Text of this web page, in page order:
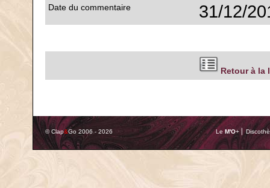
Date du commentaire 31/12/
Retour à la
© Clap&Go 2006 - 2026 Le M'O+ ⎢